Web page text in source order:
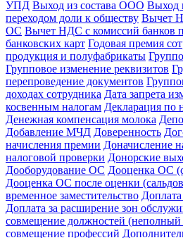
УПД Выход из состава ООО Выход
переходом доли к обществу Вычет
ОС Вычет НДС с комиссий банков
банковских карт Годовая премия
продукция и полуфабрикаты
Групповое изменение реквизитов
перепроведение документов
доходах сотрудника Дата запрета
косвенным налогам Декларация по
Денежная компенсация молока
Добавление МЧД Доверенность
начисления премии Доначисление
налоговой проверки Донорские
Дооборудование ОС Дооценка ОС
Дооценка ОС после оценки
временное заместительство
Доплата за расширение зон
совмещение должностей (неполный
совмещение профессий